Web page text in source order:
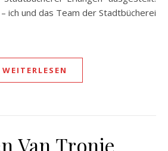
ich und das Team der Stadtbücherei
WEITERLESEN
Van Tronje